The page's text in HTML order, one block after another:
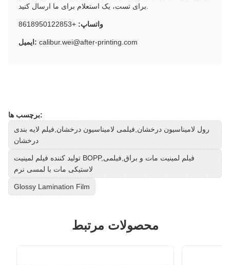
واتساپ: +8618950122853
ایمیل: calibur.wei@after-printing.com
برچسب ها:
رول لامیناسیون درخشان,فیلمی لامیناسیون درخشان,فیلم لایه بندی
درخشان
تولید کننده فیلم لمینیت BOPP,فیلم لمینیت مات و براق,فیلمی
لاستیکی مات با لمسی نرم
Glossy Lamination Film
محصولات مرتبط